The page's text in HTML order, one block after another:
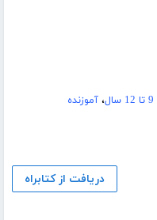
9 تا 12 سال ،آموزنده
دریافت از کتابراه